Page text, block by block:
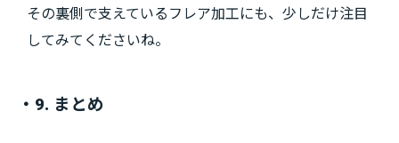
その裏側で支えているフレア加工にも、少しだけ注目
してみてくださいね。
・9. まとめ